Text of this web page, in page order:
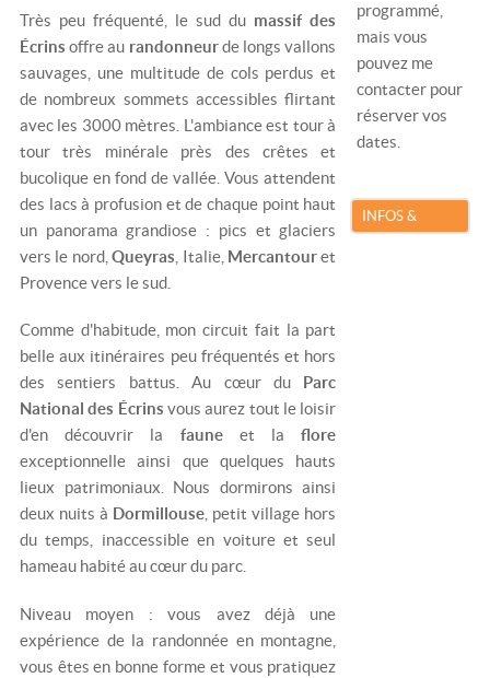
Très peu fréquenté, le sud du massif des
Écrinsoffre au randonneurde longs vallons
sauvages, une multitude de cols perdus et
de nombreux sommets accessibles flirtant
avec les 3000 mètres. L'ambiance est tour à
tour très minérale près des crêtes et
bucolique en fond de vallée. Vous attendent
des lacs à profusion et de chaque point haut
un panorama grandiose : pics et glaciers
vers le nord,Queyras , Italie, Mercantouret
Provence vers le sud.
Comme d'habitude, mon circuit fait la part
belle aux itinéraires peu fréquentés et hors
des sentiers battus. Au cœur duParc
National des Écrins vous aurez tout le loisir
d'en découvrir la faune et laflore
exceptionnelle ainsi que quelques hauts
lieux patrimoniaux. Nous dormirons ainsi
deux nuits à Dormillouse , petit village hors
du temps, inaccessible en voiture et seul
hameau habité au cœur du parc.
Niveau moyen : vous avez déjà une
expérience de la randonnée en montagne,
vous êtes en bonne forme et vous pratiquez
programmé,
mais vous
pouvez me
contacter pour
réserver vos
dates.
INFOS &